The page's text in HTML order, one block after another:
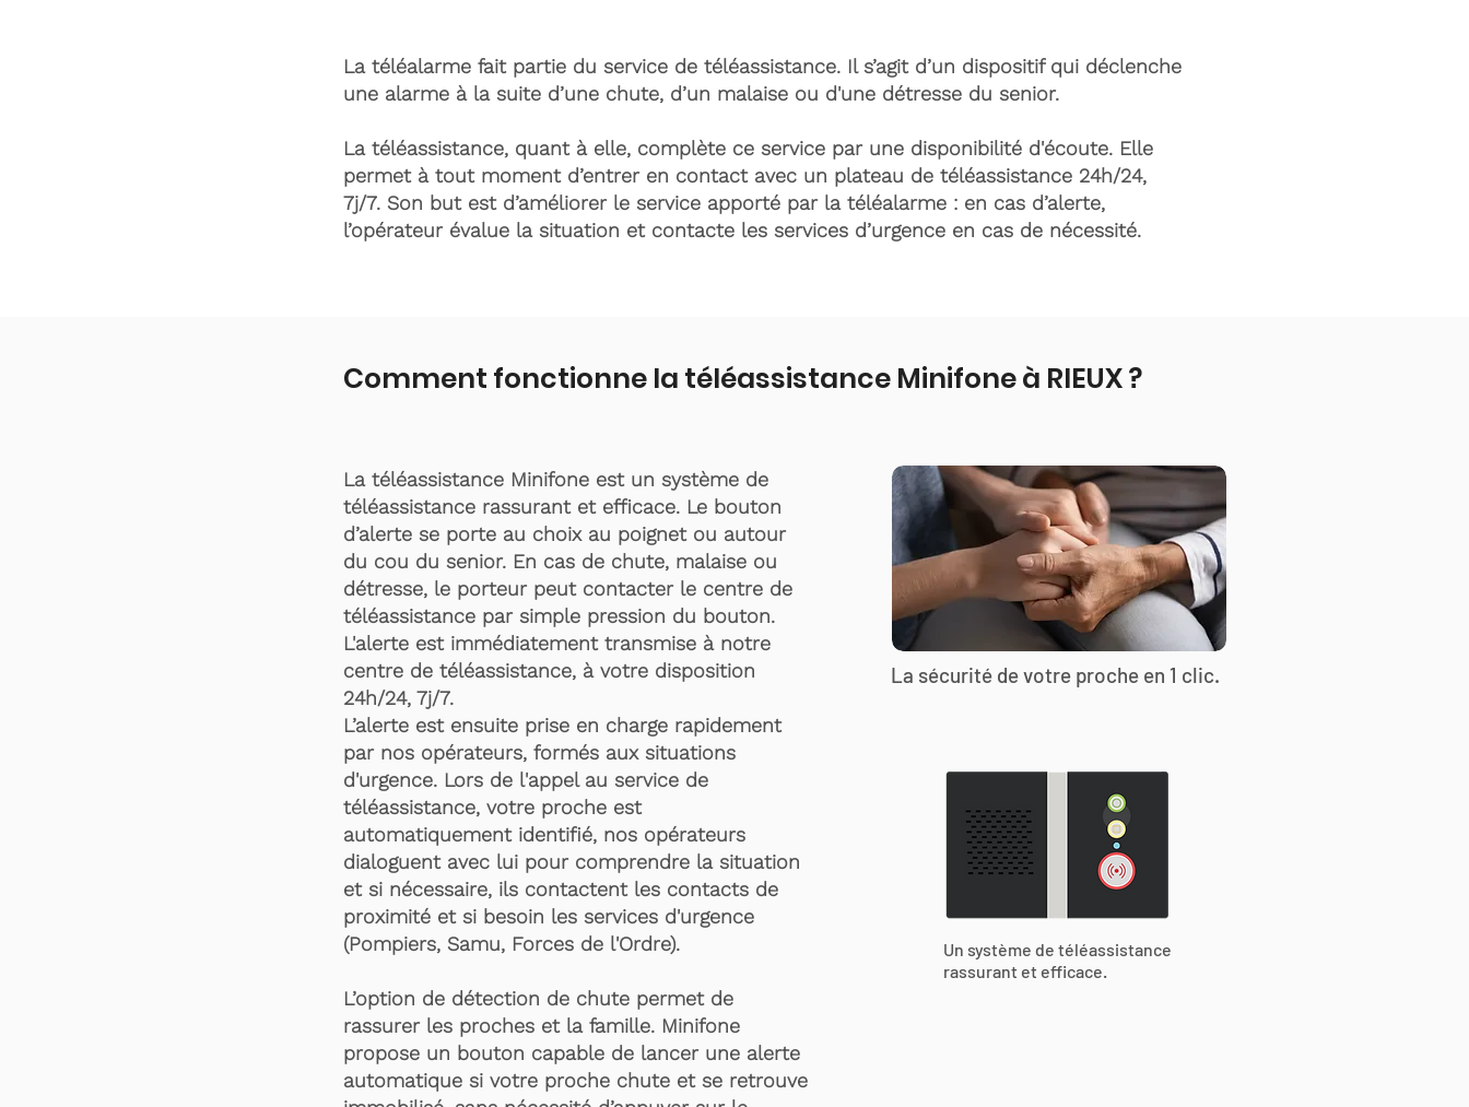
La téléalarme fait partie du service de téléassistance. Il s’agit d’un dispositif qui déclenche
une alarme à la suite d’une chute, d’un malaise ou d'une détresse du senior.
La téléassistance, quant à elle, complète ce service par une disponibilité d'écoute. Elle
permet à tout moment d’entrer en contact avec un plateau de téléassistance 24h/24,
7j/7. Son but est d’améliorer le service apporté par la téléalarme : en cas d’alerte,
l’opérateur évalue la situation et contacte les services d’urgence en cas de nécessité.
Comment fonctionne la téléassistance Minifone à RIEUX ?
La téléassistance Minifone est un système de
téléassistance rassurant et efficace. Le bouton
d’alerte se porte au choix au poignet ou autour
du cou du senior. En cas de chute, malaise ou
détresse, le porteur peut contacter le centre de
téléassistance par simple pression du bouton.
L'alerte est immédiatement transmise à notre
centre de téléassistance, à votre disposition
24h/24, 7j/7.
L’alerte est ensuite prise en charge rapidement
par nos opérateurs, formés aux situations
d'urgence. Lors de l'appel au service de
téléassistance, votre proche est
automatiquement identifié, nos opérateurs
dialoguent avec lui pour comprendre la situation
et si nécessaire, ils contactent les contacts de
proximité et si besoin les services d'urgence
(Pompiers, Samu, Forces de l'Ordre).
L’option de détection de chute permet de
rassurer les proches et la famille. Minifone
propose un bouton capable de lancer une alerte
automatique si votre proche chute et se retrouve
La sécurité de votre proche en 1 clic.
Un système de téléassistance
rassurant et efficace.